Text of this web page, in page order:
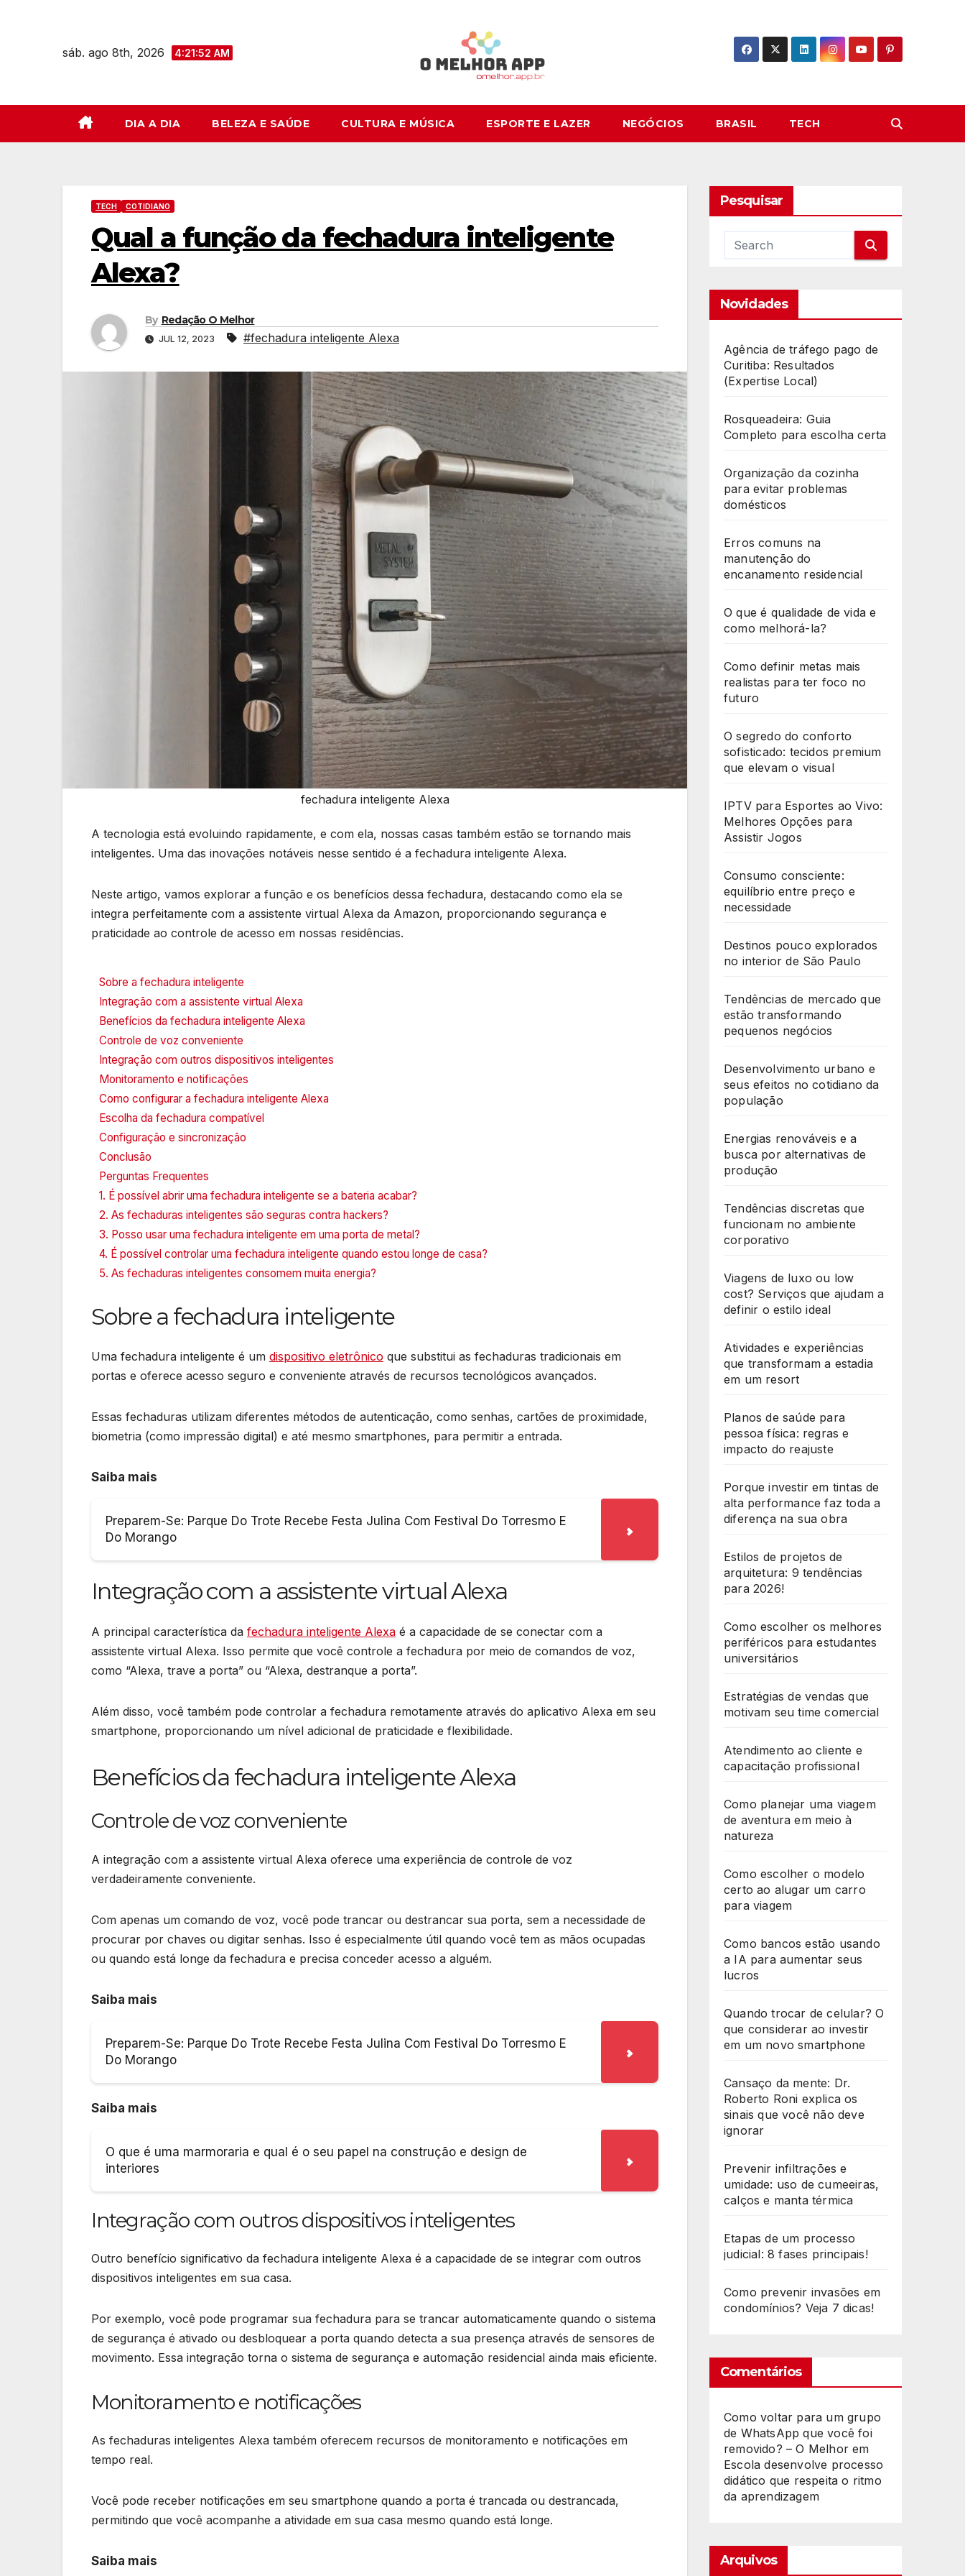
sáb. ago 8th, 2026 4:21:53 AM
DIA A DIA BELEZA E SAÚDE CULTURA E MÚSICA ESPORTE E LAZER NEGÓCIOS BRASIL TECH
TECH COTIDIANO
Qual a função da fechadura inteligente
Alexa?
By Redação O Melhor
JUL 12, 2023 #fechadura inteligente Alexa
fechadura inteligente Alexa
A tecnologia está evoluindo rapidamente, e com ela, nossas casas também estão se tornando mais
inteligentes. Uma das inovações notáveis nesse sentido é a fechadura inteligente Alexa.
Neste artigo, vamos explorar a função e os benefícios dessa fechadura, destacando como ela se
integra perfeitamente com a assistente virtual Alexa da Amazon, proporcionando segurança e
praticidade ao controle de acesso em nossas residências.
Sobre a fechadura inteligente
Integração com a assistente virtual Alexa
Benefícios da fechadura inteligente Alexa
Controle de voz conveniente
Integração com outros dispositivos inteligentes
Monitoramento e notificações
Como configurar a fechadura inteligente Alexa
Escolha da fechadura compatível
Configuração e sincronização
Conclusão
Perguntas Frequentes
1. É possível abrir uma fechadura inteligente se a bateria acabar?
2. As fechaduras inteligentes são seguras contra hackers?
3. Posso usar uma fechadura inteligente em uma porta de metal?
4. É possível controlar uma fechadura inteligente quando estou longe de casa?
5. As fechaduras inteligentes consomem muita energia?
Sobre a fechadura inteligente
Uma fechadura inteligente é um dispositivo eletrônico que substitui as fechaduras tradicionais em
portas e oferece acesso seguro e conveniente através de recursos tecnológicos avançados.
Essas fechaduras utilizam diferentes métodos de autenticação, como senhas, cartões de proximidade,
biometria (como impressão digital) e até mesmo smartphones, para permitir a entrada.
Saiba mais
Preparem-Se: Parque Do Trote Recebe Festa Julina Com Festival Do Torresmo E
Do Morango
Integração com a assistente virtual Alexa
A principal característica da fechadura inteligente Alexa é a capacidade de se conectar com a
assistente virtual Alexa. Isso permite que você controle a fechadura por meio de comandos de voz,
como “Alexa, trave a porta” ou “Alexa, destranque a porta”.
Além disso, você também pode controlar a fechadura remotamente através do aplicativo Alexa em seu
smartphone, proporcionando um nível adicional de praticidade e flexibilidade.
Benefícios da fechadura inteligente Alexa
Controle de voz conveniente
A integração com a assistente virtual Alexa oferece uma experiência de controle de voz
verdadeiramente conveniente.
Com apenas um comando de voz, você pode trancar ou destrancar sua porta, sem a necessidade de
procurar por chaves ou digitar senhas. Isso é especialmente útil quando você tem as mãos ocupadas
ou quando está longe da fechadura e precisa conceder acesso a alguém.
Saiba mais
Preparem-Se: Parque Do Trote Recebe Festa Julina Com Festival Do Torresmo E
Do Morango
Saiba mais
O que é uma marmoraria e qual é o seu papel na construção e design de
interiores
Integração com outros dispositivos inteligentes
Outro benefício significativo da fechadura inteligente Alexa é a capacidade de se integrar com outros
dispositivos inteligentes em sua casa.
Por exemplo, você pode programar sua fechadura para se trancar automaticamente quando o sistema
de segurança é ativado ou desbloquear a porta quando detecta a sua presença através de sensores de
movimento. Essa integração torna o sistema de segurança e automação residencial ainda mais eficiente.
Monitoramento e notificações
As fechaduras inteligentes Alexa também oferecem recursos de monitoramento e notificações em
tempo real.
Você pode receber notificações em seu smartphone quando a porta é trancada ou destrancada,
permitindo que você acompanhe a atividade em sua casa mesmo quando está longe.
Saiba mais
Pesquisar
Novidades
Agência de tráfego pago de
Curitiba: Resultados
(Expertise Local)
Rosqueadeira: Guia
Completo para escolha certa
Organização da cozinha
para evitar problemas
domésticos
Erros comuns na
manutenção do
encanamento residencial
O que é qualidade de vida e
como melhorá-la?
Como definir metas mais
realistas para ter foco no
futuro
O segredo do conforto
sofisticado: tecidos premium
que elevam o visual
IPTV para Esportes ao Vivo:
Melhores Opções para
Assistir Jogos
Consumo consciente:
equilíbrio entre preço e
necessidade
Destinos pouco explorados
no interior de São Paulo
Tendências de mercado que
estão transformando
pequenos negócios
Desenvolvimento urbano e
seus efeitos no cotidiano da
população
Energias renováveis e a
busca por alternativas de
produção
Tendências discretas que
funcionam no ambiente
corporativo
Viagens de luxo ou low
cost? Serviços que ajudam a
definir o estilo ideal
Atividades e experiências
que transformam a estadia
em um resort
Planos de saúde para
pessoa física: regras e
impacto do reajuste
Porque investir em tintas de
alta performance faz toda a
diferença na sua obra
Estilos de projetos de
arquitetura: 9 tendências
para 2026!
Como escolher os melhores
periféricos para estudantes
universitários
Estratégias de vendas que
motivam seu time comercial
Atendimento ao cliente e
capacitação profissional
Como planejar uma viagem
de aventura em meio à
natureza
Como escolher o modelo
certo ao alugar um carro
para viagem
Como bancos estão usando
a IA para aumentar seus
lucros
Quando trocar de celular? O
que considerar ao investir
em um novo smartphone
Cansaço da mente: Dr.
Roberto Roni explica os
sinais que você não deve
ignorar
Prevenir infiltrações e
umidade: uso de cumeeiras,
calços e manta térmica
Etapas de um processo
judicial: 8 fases principais!
Como prevenir invasões em
condomínios? Veja 7 dicas!
Comentários
Como voltar para um grupo
de WhatsApp que você foi
removido? – O Melhor em
Escola desenvolve processo
didático que respeita o ritmo
da aprendizagem
Arquivos